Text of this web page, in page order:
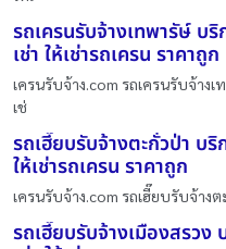
รถเครนรับจ้างเทพารัษ์ บริ
เช่า ให้เช่ารถเครน ราคาถูก
เครนรับจ้าง.com รถเครนรับจ้าง
เช่
รถเฮี๊ยบรับจ้างตะกั่วป่า บริ
ให้เช่ารถเครน ราคาถูก
เครนรับจ้าง.com รถเฮี๊ยบรับจ้าง
รถเฮี๊ยบรับจ้างเมืองสรวง